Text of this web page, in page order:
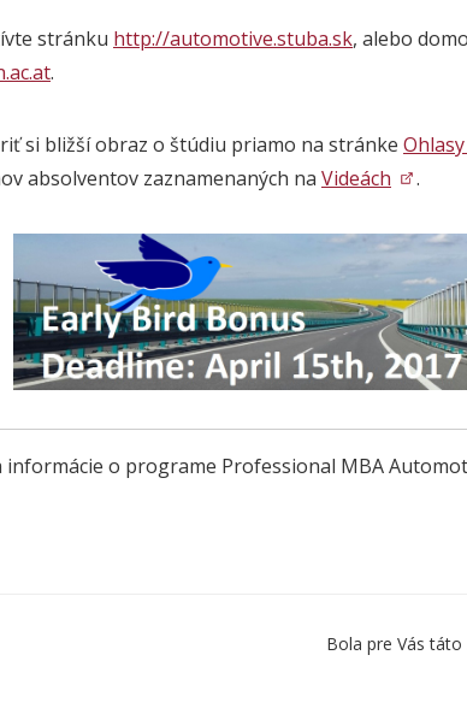
stránku http://automotive.stuba.sk, alebo
.
si bližší obraz o štúdiu priamo na stránke
absolventov zaznamenaných na Videách .
informácie o programe Professional MBA
Bola pre Vás